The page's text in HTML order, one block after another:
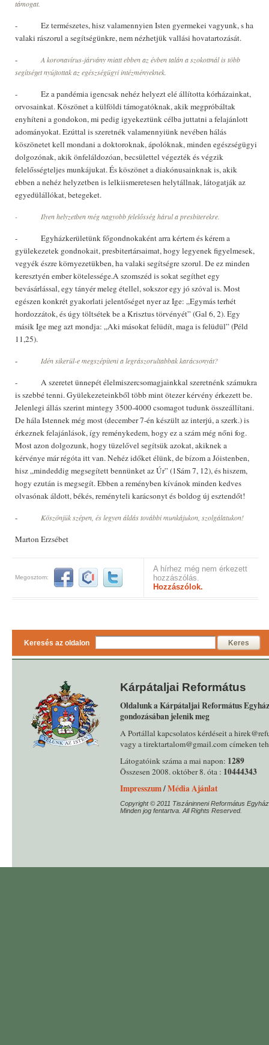
támogat.
- Ez természetes, hisz valamennyien Isten gyermekei vagyunk, s ha
valaki rászorul a segítségünkre, nem nézhetjük vallási hovatartozását.
-
A koronavírus-járvány miatt ebben az évben talán a szokottnál is több
segítséget nyújtottak az egészségügyi intézményeknek.
- Ez a pandémia igencsak nehéz helyezt elé állította kórházainkat,
orvosainkat. Köszönet a külföldi támogatóknak, akik megpróbáltak
enyhíteni a gondokon, mi pedig igyekeztünk célba juttatni a felajánlott
adományokat. Ezúttal is szeretnék valamennyiünk nevében hálás
köszönetet kell mondani a doktoroknak, ápolóknak, minden egészségügyi
dolgozónak, akik önfeláldozóan, becsülettel végezték és végzik
felelősségteljes munkájukat. És köszönet a diakónusainknak is, akik
ebben a nehéz helyzetben is lelkiismeretesen helytállnak, látogatják az
egyedülállókat, betegeket.
- Ilyen helyzetben még nagyobb felelősség hárul a presbiterekre.
- Egyházkerületünk főgondnokaként arra kértem és kérem a
gyülekezetek gondnokait, presbitertársaimat, hogy legyenek figyelmesek,
vegyék észre környezetükben, ha valaki segítségre szorul. De ez minden
keresztyén ember kötelessége.A szomszéd is sokat segíthet egy
bevásárlással, egy tányér meleg étellel, sokszor egy jó szóval is. Most
egészen konkrét gyakorlati jelentőséget nyer az Ige: „Egymás terhét
hordozzátok, és úgy töltsétek be a Krisztus törvényét” (Gal 6, 2). Egy
másik Ige meg azt mondja: „Aki másokat felüdít, maga is felüdül” (Péld
11,25).
-
Idén sikerül-e megszépíteni a legrászorultabbak karácsonyát?
- A szeretet ünnepét élelmiszercsomagjainkkal szeretnénk számukra
is szebbé tenni. Gyülekezeteinkből több mint ötezer kérvény érkezett be.
Jelenlegi állás szerint mintegy 3500-4000 csomagot tudunk összeállítani.
De hála Istennek még most (december 7-én készült az interjú, a szerk.) is
érkeznek felajánlások, így reménykedem, hogy ez a szám még nőni fog.
Most azon dolgozunk, hogy tüzelővel segítsük azokat, akiknek a
kérvénye már régóta itt van. Nehéz időket élünk, de bízom a Jóistenben,
hisz „mindeddig megsegített bennünket az Úr” (1Sám 7, 12), és hiszem,
hogy ezután is megsegít. Ebben a reményben kívánok minden kedves
olvasónak áldott, békés, reményteli karácsonyt és boldog új esztendőt!
-
Köszönjük szépen, és legyen áldás további munkájukon, szolgálatukon!
Marton Erzsébet
Megosztom:
A hírhez még nem érkezett
hozzászólás.
Hozzászólok.
Keresés az oldalon Keres
Kárpátaljai Református
Oldalunk a Kárpátaljai Református
gondozásában jelenik meg
A Portállal kapcsolatos kérdéseit a
vagy a tirektartalom@gmail.com címeken
Látogatóink száma a mai napon: 1289
Összesen 2008. október 8. óta : 10444343
Impresszum/Média Ajánlat
Copyright © 2011 Tiszáninneni Református
Minden jog fentartva. All Rights Reserved.